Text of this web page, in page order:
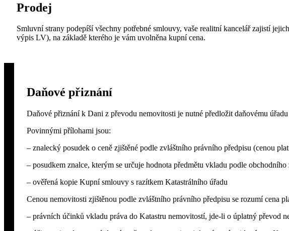
Prodej
Smluvní strany podepíší všechny potřebné smlouvy, vaše realitní kancelář zajistí
výpis LV), na základě kterého je vám uvolněna kupní cena.
Daňové přiznání
Daňové přiznání k Dani z převodu nemovitosti je nutné předložit daňovému
Povinnými přílohami jsou:
– znalecký posudek o ceně zjištěné podle zvláštního právního předpisu (cenou
– posudkem znalce, kterým se určuje hodnota předmětu vkladu podle obchodního
– ověřená kopie Kupní smlouvy s razítkem Katastrálního úřadu
Cenou nemovitosti zjištěnou podle zvláštního právního předpisu se rozumí cena
– právních účinků vkladu práva do Katastru nemovitostí, jde-li o úplatný převod